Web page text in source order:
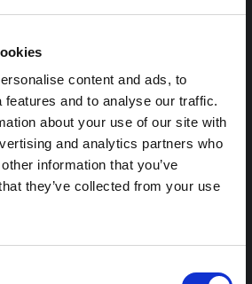
content and ads, to
features and to analyse our traffic.
about your use of our site with
and analytics partners who
information that you’ve
they’ve collected from your use
شرط
شبكة غير رسمية يقودها بشكل أساسي
معلومات سياقية للاستجابة لتفشي إيبولا
شرق جمهورية الكونغو الديمقراطية. توسع
هال للعلوم المفتوحة
ملاحظة سياقية حول تفشي